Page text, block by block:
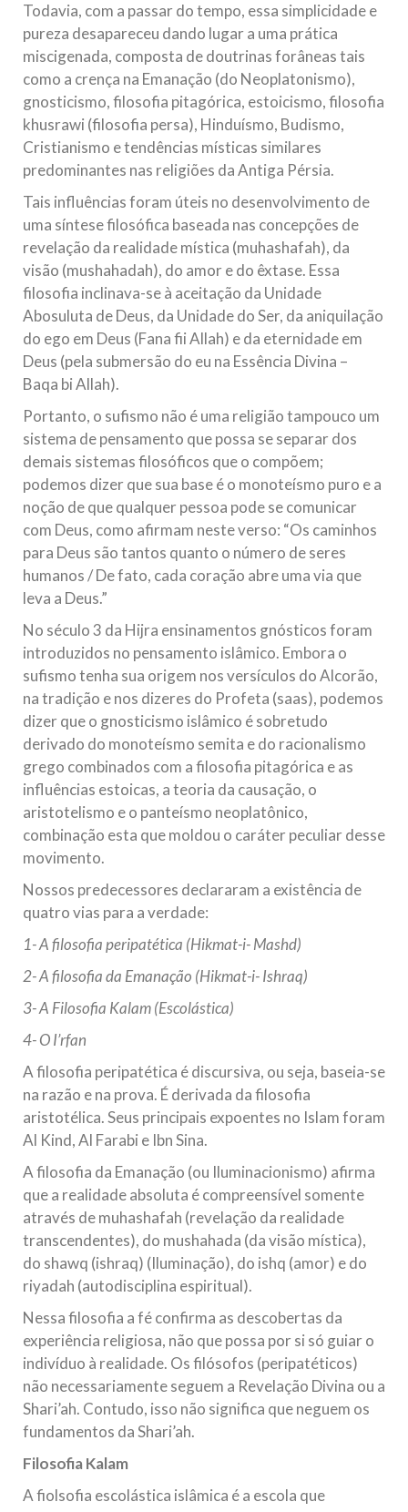
Todavia, com a passar do tempo, essa simplicidade e
pureza desapareceu dando lugar a uma prática
miscigenada, composta de doutrinas forâneas tais
como a crença na Emanação (do Neoplatonismo),
gnosticismo, filosofia pitagórica, estoicismo, filosofia
khusrawi (filosofia persa), Hinduísmo, Budismo,
Cristianismo e tendências místicas similares
predominantes nas religiões da Antiga Pérsia.
Tais influências foram úteis no desenvolvimento de
uma síntese filosófica baseada nas concepções de
revelação da realidade mística (muhashafah), da
visão (mushahadah), do amor e do êxtase. Essa
filosofia inclinava-se à aceitação da Unidade
Abosuluta de Deus, da Unidade do Ser, da aniquilação
do ego em Deus (Fana fii Allah) e da eternidade em
Deus (pela submersão do eu na Essência Divina –
Baqa bi Allah).
Portanto, o sufismo não é uma religião tampouco um
sistema de pensamento que possa se separar dos
demais sistemas filosóficos que o compõem;
podemos dizer que sua base é o monoteísmo puro e a
noção de que qualquer pessoa pode se comunicar
com Deus, como afirmam neste verso: “Os caminhos
para Deus são tantos quanto o número de seres
humanos / De fato, cada coração abre uma via que
leva a Deus.”
No século 3 da Hijra ensinamentos gnósticos foram
introduzidos no pensamento islâmico. Embora o
sufismo tenha sua origem nos versículos do Alcorão,
na tradição e nos dizeres do Profeta (saas), podemos
dizer que o gnosticismo islâmico é sobretudo
derivado do monoteísmo semita e do racionalismo
grego combinados com a filosofia pitagórica e as
influências estoicas, a teoria da causação, o
aristotelismo e o panteísmo neoplatônico,
combinação esta que moldou o caráter peculiar desse
movimento.
Nossos predecessores declararam a existência de
quatro vias para a verdade:
1- A filosofia peripatética (Hikmat-i- Mashd)
2- A filosofia da Emanação (Hikmat-i- Ishraq)
3- A Filosofia Kalam (Escolástica)
4- O I’rfan
A filosofia peripatética é discursiva, ou seja, baseia-se
na razão e na prova. É derivada da filosofia
aristotélica. Seus principais expoentes no Islam foram
Al Kind, Al Farabi e Ibn Sina.
A filosofia da Emanação (ou Iluminacionismo) afirma
que a realidade absoluta é compreensível somente
através de muhashafah (revelação da realidade
transcendentes), do mushahada (da visão mística),
do shawq (ishraq) (Iluminação), do ishq (amor) e do
riyadah (autodisciplina espiritual).
Nessa filosofia a fé confirma as descobertas da
experiência religiosa, não que possa por si só guiar o
indivíduo à realidade. Os filósofos (peripatéticos)
não necessariamente seguem a Revelação Divina ou a
Shari’ah. Contudo, isso não significa que neguem os
fundamentos da Shari’ah.
Filosofia Kalam
A fiolsofia escolástica islâmica é a escola que